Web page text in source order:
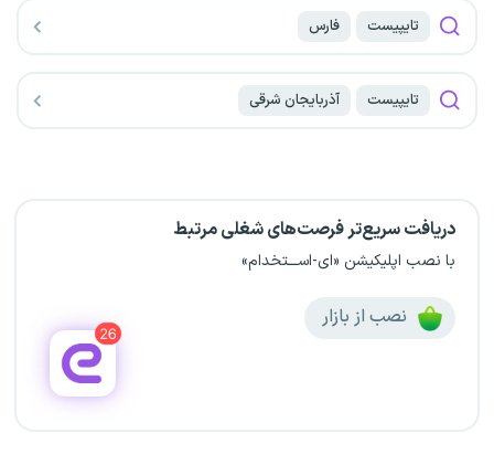
تایپیست فارس
تایپیست آذربایجان شرقی
دریافت سریع‌تر فرصت‌های شغلی مرتبط
با نصب اپلیکیشن «ای-اســـتخدام»
نصب از بازار